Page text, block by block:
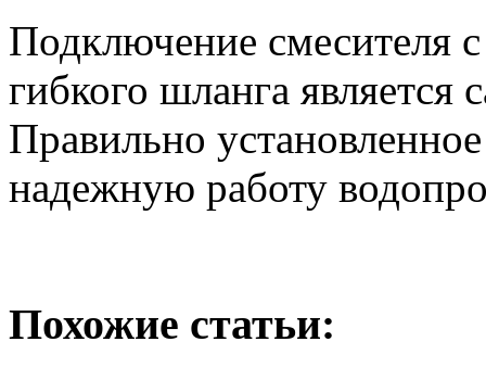
Подключение смесителя
гибкого шланга
Правильно
надежную работу
Похожие статьи: